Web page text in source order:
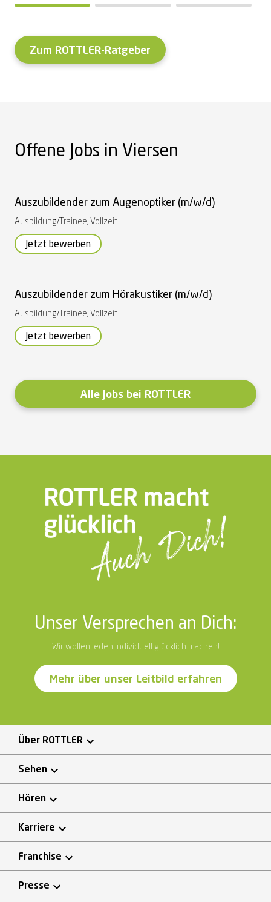
Zum ROTTLER-Ratgeber
Offene Jobs in Viersen
Auszubildender zum Augenoptiker (m/w/d)
Ausbildung/Trainee, Vollzeit
Jetzt bewerben
Auszubildender zum Hörakustiker (m/w/d)
Ausbildung/Trainee, Vollzeit
Jetzt bewerben
Alle Jobs bei ROTTLER
Unser Versprechen an Dich:
Wir wollen jeden individuell glücklich machen!
Mehr über unser Leitbild erfahren
Über ROTTLER
Sehen
Hören
Karriere
Franchise
Presse